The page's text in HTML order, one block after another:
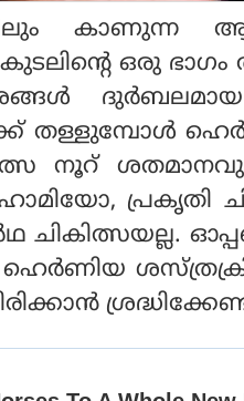
കാണുന്ന
ഒരു ഭാഗം
തള്ളുമ്പോള്‍
നൂറ്
പ്രകൃതി
ചികിത്സയല്ല.